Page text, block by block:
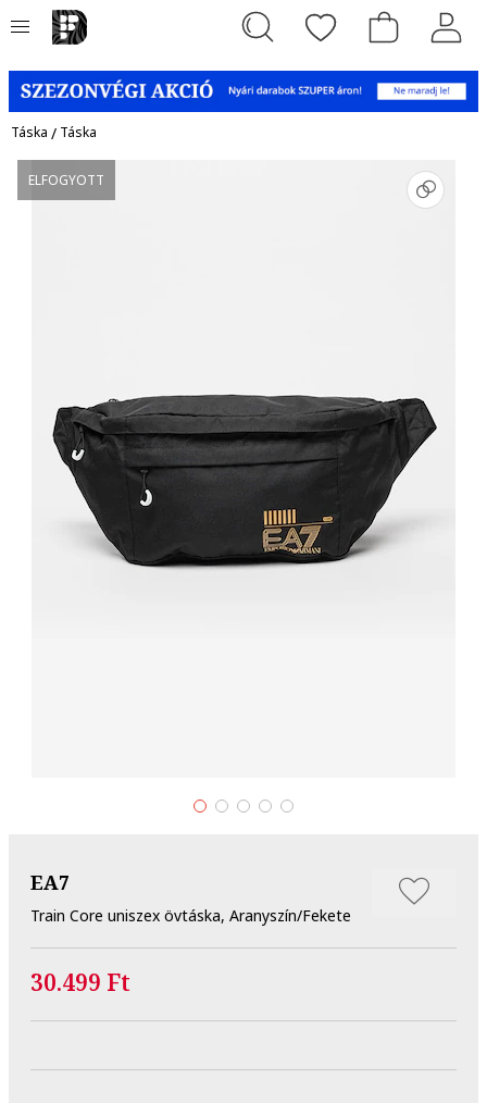
Táska / Táska
ELFOGYOTT
EA7
Train Core uniszex övtáska, Aranyszín/Fekete
30.499 Ft